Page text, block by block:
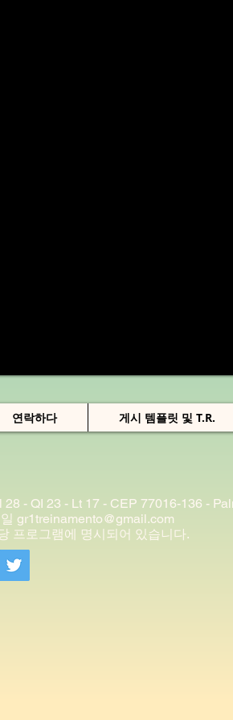
연락하다 게시 템플릿 및 T.R.
- QI 23 - Lt 17 - CEP 77016-136 -
gr1treinamento@gmail.com
프로그램에 명시되어 있습니다.